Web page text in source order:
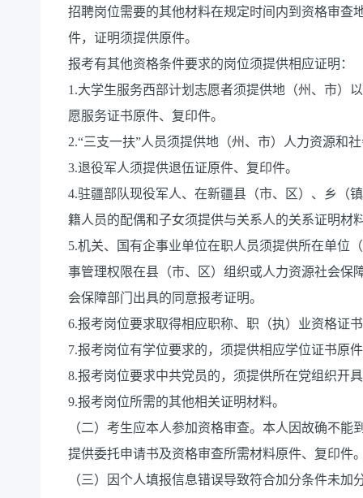
招聘岗位需要的其他材料在规定时间内到资格审查
件，证明须提供原件。
报考有其他资格条件要求的岗位须提供相应证明：
1.大学生服务西部计划志愿者须提供地（州、市）
愿服务证书原件、复印件。
2.“三支一扶”人员须提供地（州、市）人力资源和
3.退役军人须提供退伍证原件、复印件。
4.驻疆部队现役军人、在新疆县（市、区）、乡（
籍人员的配偶和子女须提供与关系人的关系证明材
5.机关、国有企事业单位在职人员须提供所在单位
事管理权限在县（市、区）组织或人力资源社会保
会保障部门出具的同意报考证明。
6.报考岗位要求取得相应职称、职（执）业资格证
7.报考岗位有学位要求的，须提供相应学位证书原
8.报考岗位要求中共党员的，须提供所在党组织开
9.报考岗位所需的其他相关证明材料。
（二）考生应本人参加资格审查。本人因故确不
提供委托申请书及资格审查所需材料原件、复印件
（三）因个人填报信息错误导致符合加分条件未